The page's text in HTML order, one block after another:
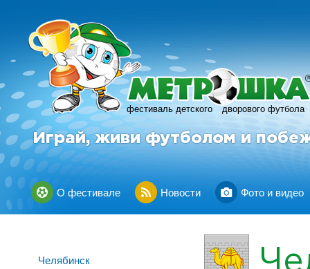
фестиваль детского дворового футбола
R
Играй, живи футболом и
О фестивале Новости Фото и видео
Челябинск